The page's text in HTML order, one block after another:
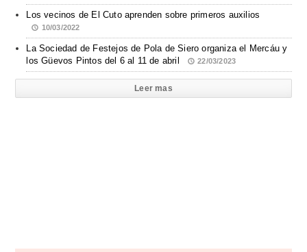
Los vecinos de El Cuto aprenden sobre primeros auxilios
10/03/2022
La Sociedad de Festejos de Pola de Siero organiza el Mercáu y
los Güevos Pintos del 6 al 11 de abril
22/03/2023
Leer mas